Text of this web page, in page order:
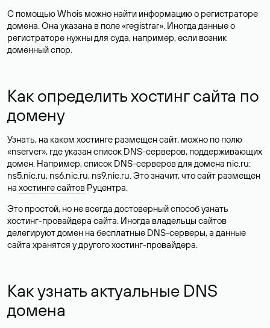
С помощью Whois можно найти информацию о регистраторе
домена. Она указана в поле «registrar». Иногда данные о
регистраторе нужны для суда, например, если возник
доменный спор.
Как определить хостинг сайта по
домену
Узнать, на каком хостинге размещен сайт, можно по полю
«nserver», где указан список DNS-серверов, поддерживающих
домен. Например, список DNS-серверов для домена nic.ru:
ns5.nic.ru, ns6.nic.ru, ns9.nic.ru. Это значит, что сайт размещен
на хостинге сайтов Руцентра.
Это простой, но не всегда достоверный способ узнать
хостинг-провайдера сайта. Иногда владельцы сайтов
делегируют домен на бесплатные DNS-серверы, а данные
сайта хранятся у другого хостинг-провайдера.
Как узнать актуальные DNS
домена